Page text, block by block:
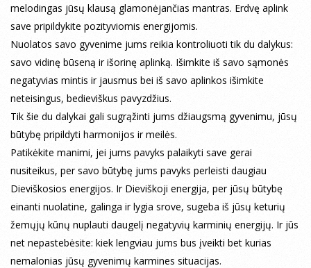
melodingas jūsų klausą glamonėjančias mantras. Erdvę aplink
save pripildykite pozityviomis energijomis.
Nuolatos savo gyvenime jums reikia kontroliuoti tik du dalykus:
savo vidinę būseną ir išorinę aplinką. Išimkite iš savo sąmonės
negatyvias mintis ir jausmus bei iš savo aplinkos išimkite
neteisingus, bedieviškus pavyzdžius.
Tik šie du dalykai gali sugrąžinti jums džiaugsmą gyvenimu, jūsų
būtybę pripildyti harmonijos ir meilės.
Patikėkite manimi, jei jums pavyks palaikyti save gerai
nusiteikus, per savo būtybę jums pavyks perleisti daugiau
Dieviškosios energijos. Ir Dieviškoji energija, per jūsų būtybę
einanti nuolatine, galinga ir lygia srove, sugeba iš jūsų keturių
žemųjų kūnų nuplauti daugelį negatyvių karminių energijų. Ir jūs
net nepastebėsite: kiek lengviau jums bus įveikti bet kurias
nemalonias jūsų gyvenimų karmines situacijas.